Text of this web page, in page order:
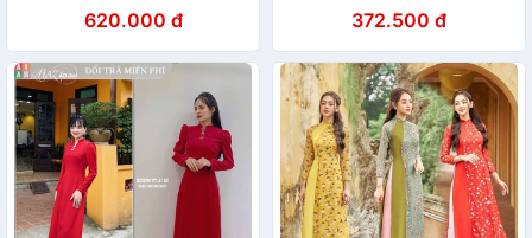
620.000 đ 372.500 đ